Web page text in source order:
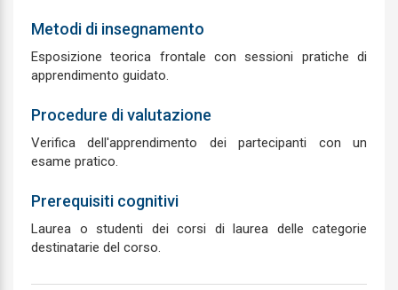
Metodi di insegnamento
Esposizione teorica frontale con sessioni pratiche di
apprendimento guidato.
Procedure di valutazione
Verifica dell'apprendimento dei partecipanti con un
esame pratico.
Prerequisiti cognitivi
Laurea o studenti dei corsi di laurea delle categorie
destinatarie del corso.